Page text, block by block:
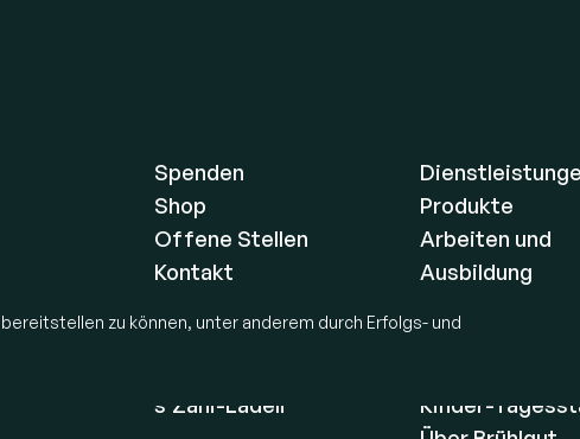
zu können, unter anderem durch Erfolgs- und
Spenden
Shop
Offene Stellen
Kontakt
Restaurant Neumarkt
s’Zäni-Lädeli
Produkte
Arbeiten und
Ausbildung
Struktur
Kinder-